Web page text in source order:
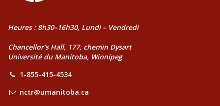
Heures : 8h30–16h30, Lundi – Vendredi
Chancellor’s Hall, 177, chemin Dysart
Université du Manitoba, Winnipeg
1-855-415-4534
nctr@umanitoba.ca